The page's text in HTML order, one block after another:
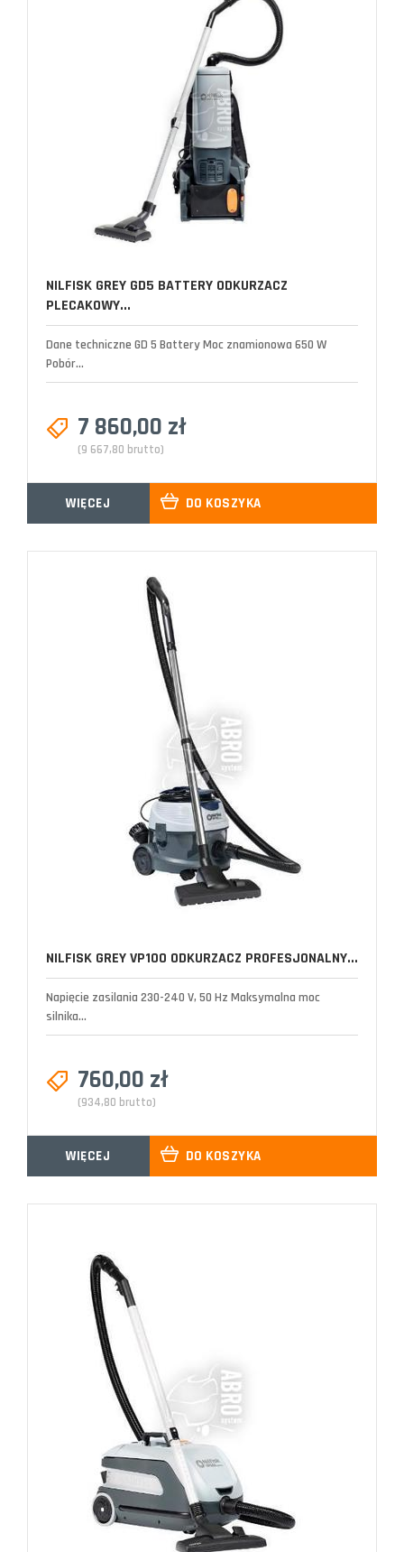
NILFISK GREY GD5 BATTERY ODKURZACZ
PLECAKOWY...
Dane techniczne GD 5 Battery Moc znamionowa 650 W
Pobór...
7 860,00 zł
(9 667,80 brutto)
WIĘCEJ DO KOSZYKA
NILFISK GREY VP100 ODKURZACZ PROFESJONALNY...
Napięcie zasilania 230-240 V, 50 Hz Maksymalna moc
silnika...
760,00 zł
(934,80 brutto)
WIĘCEJ DO KOSZYKA